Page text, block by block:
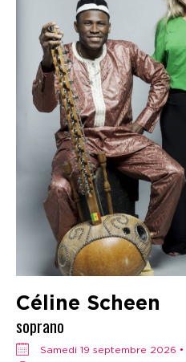
Céline Scheen
soprano
samedi 19 septembre 2026